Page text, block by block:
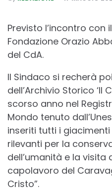
BY
Previsto l’incontro con
Fondazione Orazio
del CdA.
Il Sindaco si recherà
dell’Archivio Storico ‘Il
scorso anno nel
Mondo tenuto
inseriti tutti i
rilevanti per la
dell’umanità e la visita
capolavoro del
Cristo”.